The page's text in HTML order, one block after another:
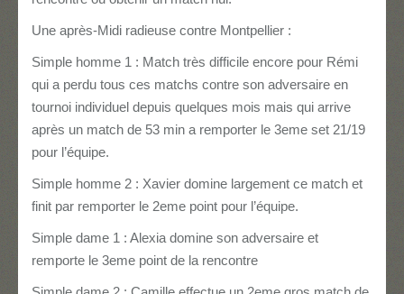
Une après-Midi radieuse contre Montpellier :
Simple homme 1 : Match très difficile encore pour Rémi
qui a perdu tous ces matchs contre son adversaire en
tournoi individuel depuis quelques mois mais qui arrive
après un match de 53 min a remporter le 3eme set 21/19
pour l’équipe.
Simple homme 2 : Xavier domine largement ce match et
finit par remporter le 2eme point pour l’équipe.
Simple dame 1 : Alexia domine son adversaire et
remporte le 3eme point de la rencontre